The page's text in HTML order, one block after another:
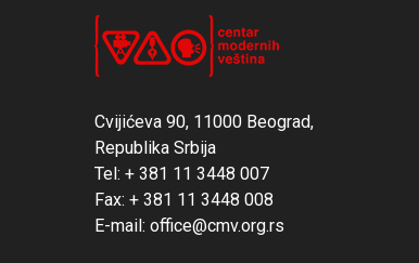
Cvijićeva 90, 11000 Beograd,
Republika Srbija
Tel: + 381 11 3448 007
Fax: + 381 11 3448 008
E-mail: office@cmv.org.rs